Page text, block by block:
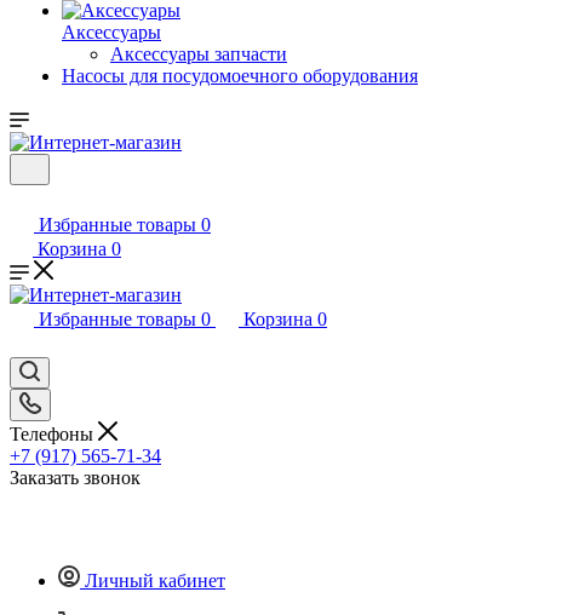
Аксессуары
Аксессуары запчасти
Насосы для посудомоечного оборудования
Избранные товары 0
Корзина 0
Избранные товары 0 Корзина 0
Телефоны
+7 (917) 565-71-34
Заказать звонок
Личный кабинет